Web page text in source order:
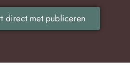
direct met publiceren